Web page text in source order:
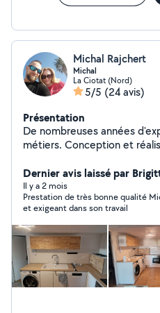
Michal Rajchert
Michal
La Ciotat (Nord)
5/5 (24 avis)
Présentation
De nombreuses années
métiers. Conception et
plafonds, parquets,
précis, technique et exact.
détails car « le diable est
propre et efficace. très bon
Philosophie de la vie - « Il
seulement des solutions ».
Dernier avis laissé par
Il y a 2 mois
Prestation de très bonne qualité Michal est ponctuel rigoureux
et exigeant dans son travail